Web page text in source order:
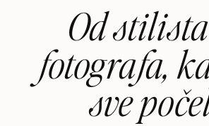
Od
fotografa,
sve